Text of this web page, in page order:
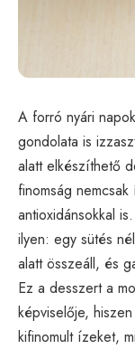
A forró nyári
gondolata is
alatt elkészíthető
finomság
antioxidánsokkal
ilyen: egy sütés
alatt összeáll, és
Ez a desszert a
képviselője,
kifinomult ízeket,